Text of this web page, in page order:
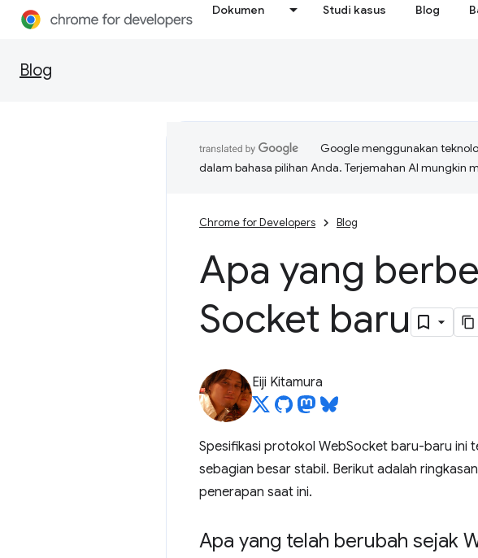
Dokumen Studi kasus Blog
Blog
Google menggunakan
dalam bahasa pilihan Anda. Terjemahan AI mungkin
Chrome for Developers Blog
Apa yang
Socket baru
Eiji Kitamura
Spesifikasi protokol WebSocket baru-baru ini
sebagian besar stabil. Berikut adalah
penerapan saat ini.
Apa yang telah berubah sejak